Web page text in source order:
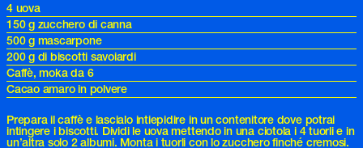
4 uova
150 g zucchero di canna
500 g mascarpone
200 g di biscotti savoiardi
Caffè, moka da 6
Cacao amaro in polvere
Prepara il caffè e lascialo intiepidire in un contenitore dove potrai
intingere i biscotti. Dividi le uova mettendo in una ciotola i 4 tuorli e in
un’altra solo 2 albumi. Monta i tuorli con lo zucchero finché cremosi.